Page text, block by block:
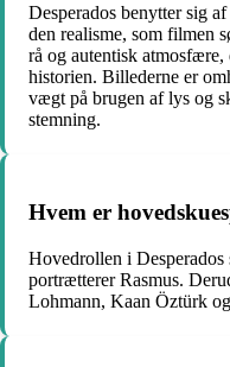
Desperados benytter sig
den realisme, som filmen
rå og autentisk
historien. Billederne er
vægt på brugen af lys og
stemning.
Hvem er
Hovedrollen i
portrætterer Rasmus.
Lohmann, Kaan Öztürk